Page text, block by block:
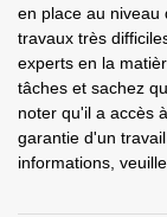
en place au niveau
travaux très
experts en la
tâches et sachez
noter qu'il a accès
garantie d'un
informations,